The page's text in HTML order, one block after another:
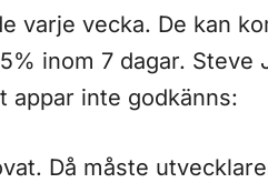
varje vecka. De kan
inom 7 dagar. Steve
appar inte godkänns:
Då måste